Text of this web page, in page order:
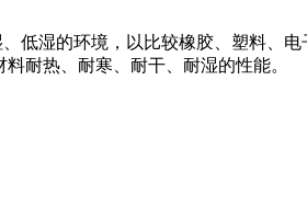
低湿的环境，以比较橡胶、塑料、
耐热、耐寒、耐干、耐湿的性能。